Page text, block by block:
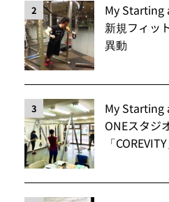
2
My Starting
新規フィッ
異動
3
My Starting
ONEスタジ
「